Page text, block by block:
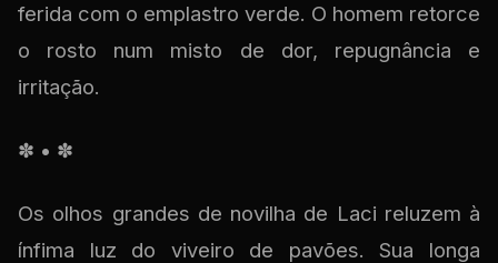
ferida com o emplastro verde. O homem retorce
o rosto num misto de dor, repugnância e
irritação.
✽ • ✽
Os olhos grandes de novilha de Laci reluzem à
ínfima luz do viveiro de pavões. Sua longa